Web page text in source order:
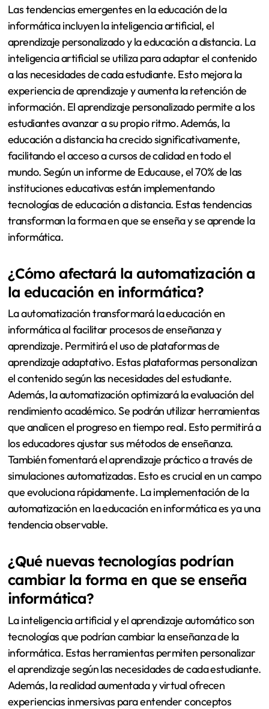
Las tendencias emergentes en la educación de la
informática incluyen la inteligencia artificial, el
aprendizaje personalizado y la educación a distancia. La
inteligencia artificial se utiliza para adaptar el contenido
a las necesidades de cada estudiante. Esto mejora la
experiencia de aprendizaje y aumenta la retención de
información. El aprendizaje personalizado permite a los
estudiantes avanzar a su propio ritmo. Además, la
educación a distancia ha crecido significativamente,
facilitando el acceso a cursos de calidad en todo el
mundo. Según un informe de Educause, el 70% de las
instituciones educativas están implementando
tecnologías de educación a distancia. Estas tendencias
transforman la forma en que se enseña y se aprende la
informática.
¿Cómo afectará la automatización a
la educación en informática?
La automatización transformará la educación en
informática al facilitar procesos de enseñanza y
aprendizaje. Permitirá el uso de plataformas de
aprendizaje adaptativo. Estas plataformas personalizan
el contenido según las necesidades del estudiante.
Además, la automatización optimizará la evaluación del
rendimiento académico. Se podrán utilizar herramientas
que analicen el progreso en tiempo real. Esto permitirá a
los educadores ajustar sus métodos de enseñanza.
También fomentará el aprendizaje práctico a través de
simulaciones automatizadas. Esto es crucial en un campo
que evoluciona rápidamente. La implementación de la
automatización en la educación en informática es ya una
tendencia observable.
¿Qué nuevas tecnologías podrían
cambiar la forma en que se enseña
informática?
La inteligencia artificial y el aprendizaje automático son
tecnologías que podrían cambiar la enseñanza de la
informática. Estas herramientas permiten personalizar
el aprendizaje según las necesidades de cada estudiante.
Además, la realidad aumentada y virtual ofrecen
experiencias inmersivas para entender conceptos